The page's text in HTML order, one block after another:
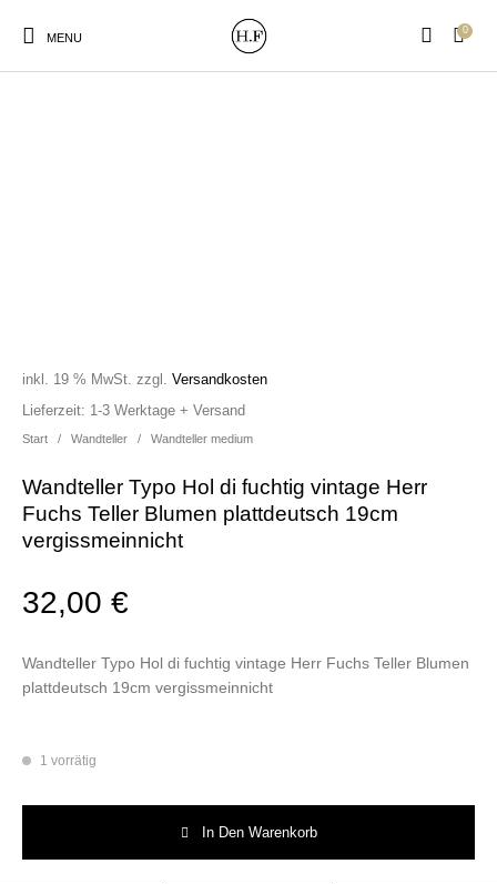
MENU
0
Poster&Notizbücher
für den Kopf
Start / Wandteller / Wandteller medium
Wandteller Typo Hol di fuchtig vintage Herr
Fuchs Teller Blumen plattdeutsch 19cm
vergissmeinnicht
32,00€
inkl. 19 % MwSt. zzgl.Versandkosten
Wandteller Typo Hol di fuchtig vintage Herr Fuchs Teller Blumen
plattdeutsch 19cm vergissmeinnicht
Lieferzeit: 1-3 Werktage + Versand
1 vorrätig
In Den Warenkorb